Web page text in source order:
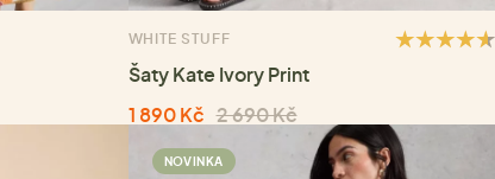
WHITE STUFF
Šaty Kate Ivory Print
1 890 Kč 2 690 Kč
NOVINKA